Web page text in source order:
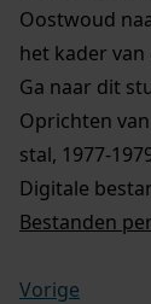
Oostwoud
het kader
Ga naar dit
Oprichten
stal, 1977-
Digitale
Bestanden
Vorige